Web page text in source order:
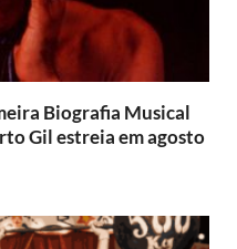
Biografia Musical
Gil estreia em agosto